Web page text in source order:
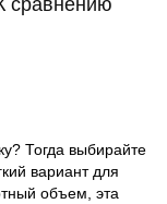
Тогда выбирайте
вариант для
объем, эта